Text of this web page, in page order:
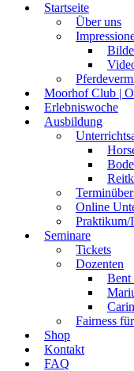
Startseite
Über uns
Moorhof Club |
Erlebniswoche
Ausbildung
Online
Praktikum/
Seminare
Tickets
Dozenten
Bent
Fairness
Shop
Kontakt
FAQ